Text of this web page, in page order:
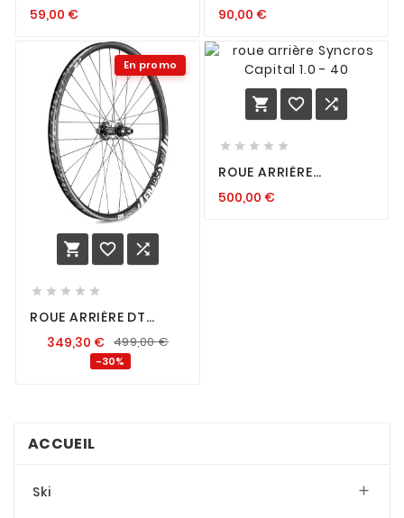
59,00 € 90,00 €
En promo
  
    
ROUE ARRIÈRE DT
DISC IS (12X150MM) HG
349,30 € 499,00€
-30%
  
    
ROUE ARRIÈRE
- 40
500,00 €
ACCUEIL
Ski 